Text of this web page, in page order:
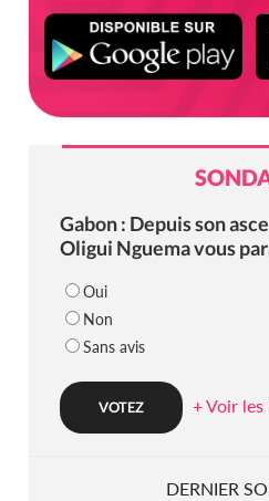
Gabon : Depuis son
Oligui Nguema vous
Oui
Non
Sans avis
+ Voir
DERNIER